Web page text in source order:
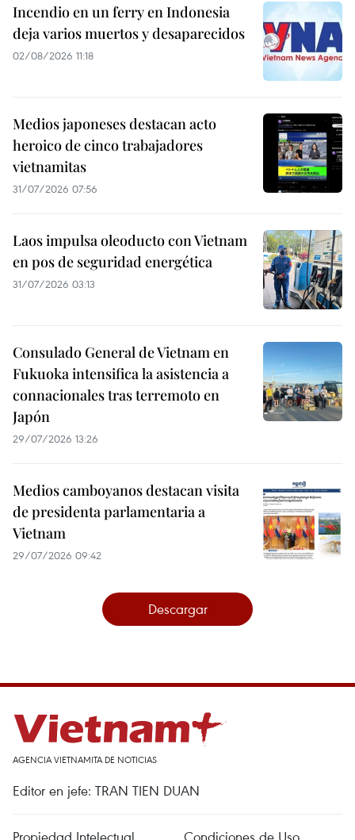
Incendio en un ferry en Indonesia
deja varios muertos y desaparecidos
02/08/2026 11:18
Medios japoneses destacan acto
heroico de cinco trabajadores
vietnamitas
31/07/2026 07:56
Laos impulsa oleoducto con Vietnam
en pos de seguridad energética
31/07/2026 03:13
Consulado General de Vietnam en
Fukuoka intensifica la asistencia a
connacionales tras terremoto en
Japón
29/07/2026 13:26
Medios camboyanos destacan visita
de presidenta parlamentaria a
Vietnam
29/07/2026 09:42
Descargar
AGENCIA VIETNAMITA DE NOTICIAS
Editor en jefe: TRAN TIEN DUAN